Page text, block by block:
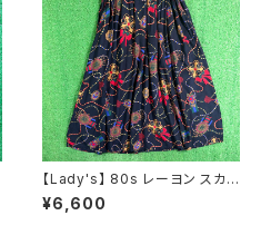
【Lady's】 80s レーヨン スカ
ーフ柄 スカート / 80年代 古着
レディース 総柄 2266
¥6,600